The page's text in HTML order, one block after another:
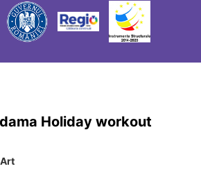
Holiday workout